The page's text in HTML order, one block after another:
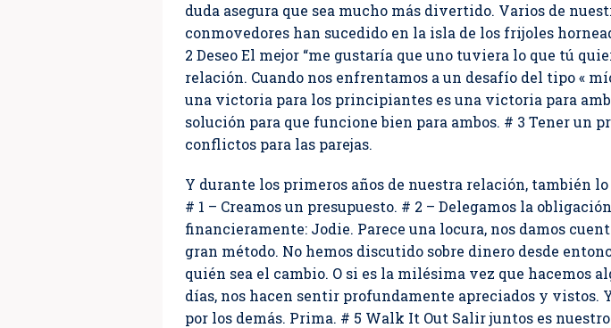
duda asegura que sea mucho más divertido. Varios de
conmovedores han sucedido en la isla de los frijoles
2 Deseo El mejor “me gustaría que uno tuviera lo que tú
relación. Cuando nos enfrentamos a un desafío del tipo «
una victoria para los principiantes es una victoria para
solución para que funcione bien para ambos. # 3 Tener un
conflictos para las parejas.
Y durante los primeros años de nuestra relación, también
# 1 – Creamos un presupuesto. # 2 – Delegamos la
financieramente: Jodie. Parece una locura, nos damos
gran método. No hemos discutido sobre dinero desde
quién sea el cambio. O si es la milésima vez que hacemos
días, nos hacen sentir profundamente apreciados y vistos.
por los demás. Prima. # 5 Walk It Out Salir juntos es